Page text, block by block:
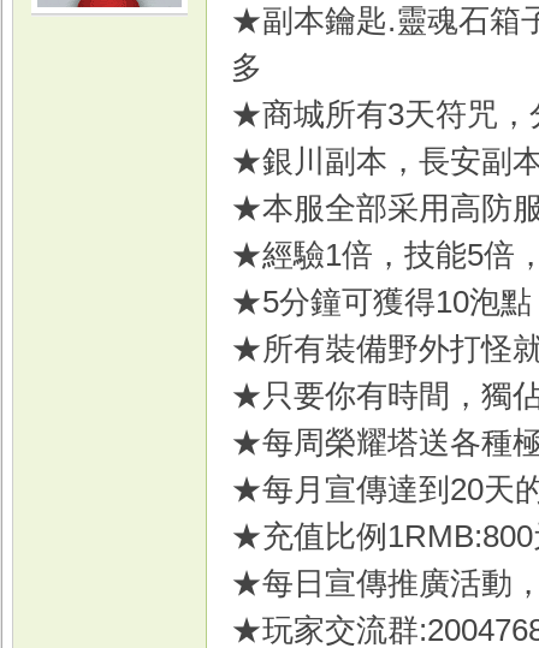
★副本鑰匙.靈魂石箱
多
★商城所有3天符咒，
★銀川副本，長安副
★本服全部采用高防
★經驗1倍，技能5倍
★5分鐘可獲得10泡
★所有裝備野外打怪
★只要你有時間，獨
★每周榮耀塔送各種
★每月宣傳達到20天
★充值比例1RMB:800
★每日宣傳推廣活動
★玩家交流群